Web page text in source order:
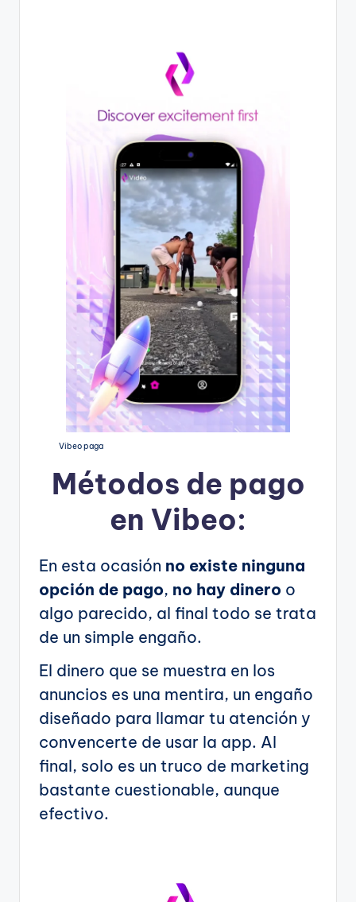
Vibeo paga
Métodos de pago
en Vibeo:
En esta ocasión no existe ninguna
opción de pago, no hay dinero o
algo parecido, al final todo se trata
de un simple engaño.
El dinero que se muestra en los
anuncios es una mentira, un engaño
diseñado para llamar tu atención y
convencerte de usar la app. Al
final, solo es un truco de marketing
bastante cuestionable, aunque
efectivo.